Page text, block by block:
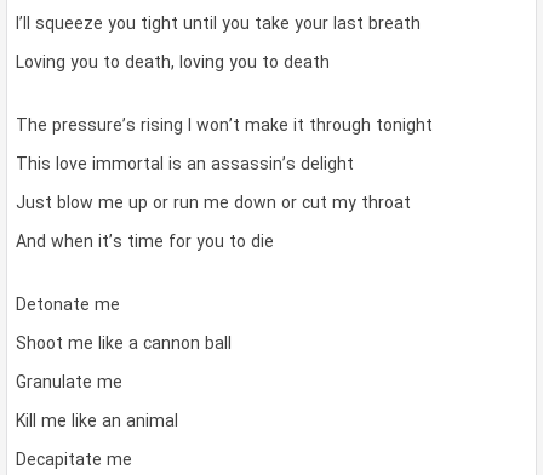
I’ll squeeze you tight until you take your last breath
Loving you to death, loving you to death
The pressure’s rising I won’t make it through tonight
This love immortal is an assassin’s delight
Just blow me up or run me down or cut my throat
And when it’s time for you to die
Detonate me
Shoot me like a cannon ball
Granulate me
Kill me like an animal
Decapitate me